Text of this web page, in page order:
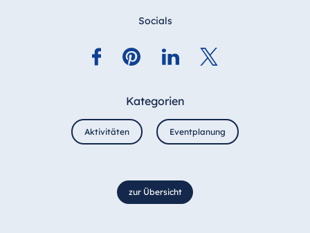
Socials
Kategorien
Aktivitäten Eventplanung
zur Übersicht